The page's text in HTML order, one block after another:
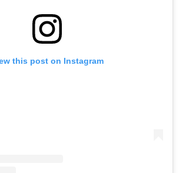
this post on Instagram